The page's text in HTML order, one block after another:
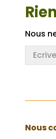
Nous
Search:
Nous